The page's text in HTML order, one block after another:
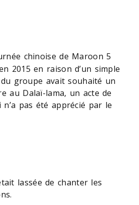
chinoise de Maroon 5
2015 en raison d’un simple
groupe avait souhaité un
au Dalaï-lama, un acte de
pas été apprécié par le
lassée de chanter les